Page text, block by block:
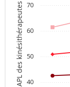
APL des kinésithérapeutes 40
50
60
70